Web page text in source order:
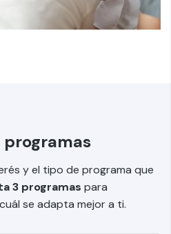
y el tipo de programa que
3 programas para
se adapta mejor a ti.